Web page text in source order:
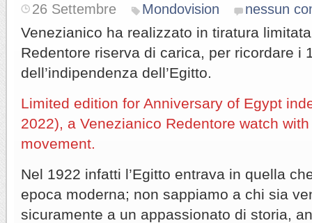
26 Settembre Mondovision nessun
Venezianico ha realizzato in tiratura
Redentore riserva di carica, per ricordare i
dell’indipendenza dell’Egitto.
Limited edition for Anniversary of Egypt
2022), a Venezianico Redentore watch
movement.
Nel 1922 infatti l’Egitto entrava in quella
epoca moderna; non sappiamo a chi sia
sicuramente a un appassionato di storia,